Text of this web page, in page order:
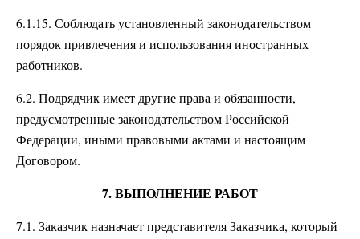
6.1.15. Соблюдать установленный законодательством
порядок привлечения и использования иностранных
работников.
6.2. Подрядчик имеет другие права и обязанности,
предусмотренные законодательством Российской
Федерации, иными правовыми актами и настоящим
Договором.
7. ВЫПОЛНЕНИЕ РАБОТ
7.1. Заказчик назначает представителя Заказчика, который